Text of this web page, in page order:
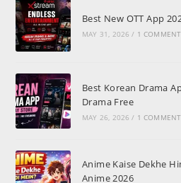
Best New OTT App
MAY 31, 2026 / 1 COMMENT
Best Korean Drama
Drama Free
MAY 26, 2026 / 1 COMMENT
Anime Kaise Dekhe
Anime 2026